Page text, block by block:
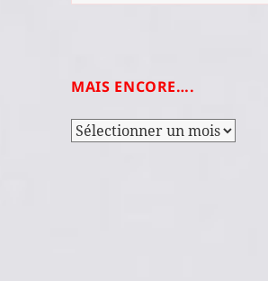
MAIS ENCORE….
Mais